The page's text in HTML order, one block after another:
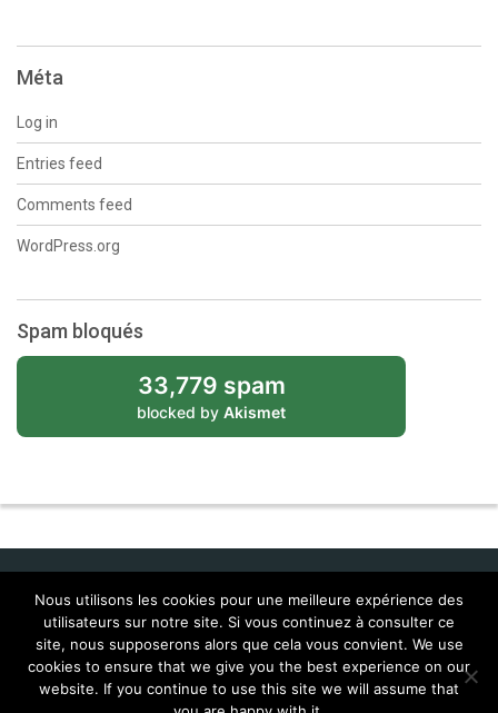
Méta
Log in
Entries feed
Comments feed
WordPress.org
Spam bloqués
33,779 spam
blocked by Akismet
Idol Corporate
Contacts Feral Interactive
Localisations (Corentin & Josy)
Nous utilisons les cookies pour une meilleure expérience des
utilisateurs sur notre site. Si vous continuez à consulter ce
site, nous supposerons alors que cela vous convient. We use
cookies to ensure that we give you the best experience on our
website. If you continue to use this site we will assume that